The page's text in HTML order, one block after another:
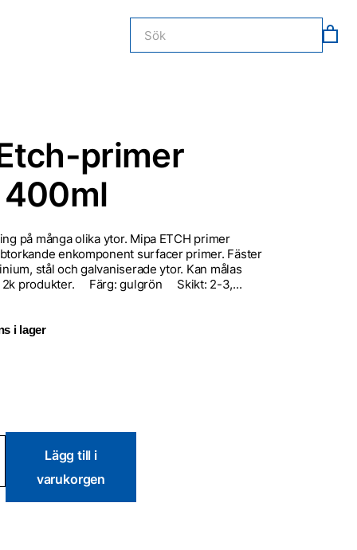
primer
på många olika ytor. Mipa ETCH primer
enkomponent surfacer primer. Fäster
stål och galvaniserade ytor. Kan målas
2k produkter. Färg: gulgrön Skikt: 2-3,...
i lager
Lägg till i
varukorgen